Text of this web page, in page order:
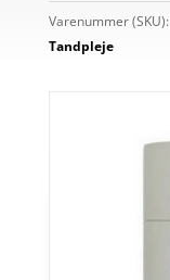
Varenummer (SKU):
Tandpleje